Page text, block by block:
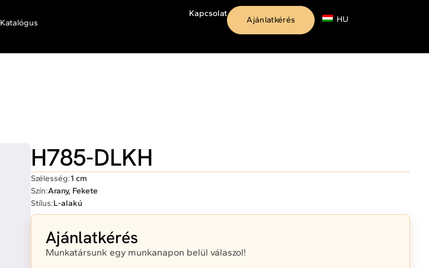
Katalógus
Kapcsolat
Ajánlatkérés HU
H785-DLKH
Szélesség:1 cm
Szín:Arany, Fekete
Stílus:L-alakú
Ajánlatkérés
Munkatársunk egy munkanapon belül válaszol!